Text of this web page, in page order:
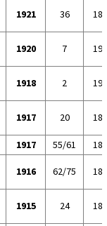
1921 36
1920 7
1918 2
1917 20
1917 55/61
1916 62/75
1915 24